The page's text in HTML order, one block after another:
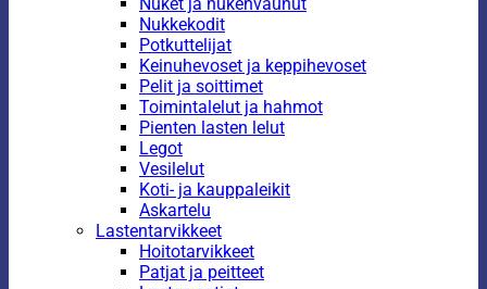
Nukkekodit
Potkuttelijat
Keinuhevoset ja keppihevoset
Pelit ja soittimet
Toimintalelut ja hahmot
Pienten lasten lelut
Legot
Vesilelut
Koti- ja kauppaleikit
Askartelu
Lastentarvikkeet
Hoitotarvikkeet
Patjat ja peitteet